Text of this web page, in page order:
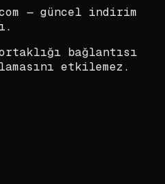
— güncel indirim
bağlantısı
etkilemez.